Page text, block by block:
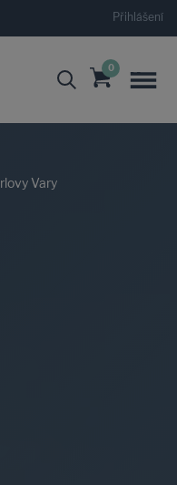
Přihlášení
0
Vary